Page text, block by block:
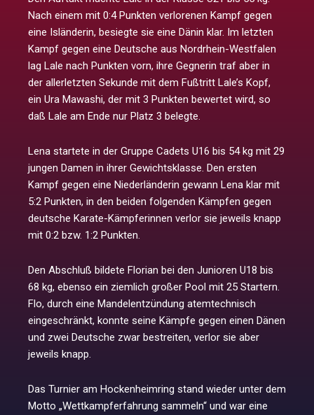
Nach einem mit 0:4 Punkten verlorenen Kampf gegen
eine Isländerin, besiegte sie eine Dänin klar. Im letzten
Kampf gegen eine Deutsche aus Nordrhein-Westfalen
lag Lale nach Punkten vorn, ihre Gegnerin traf aber in
der allerletzten Sekunde mit dem Fußtritt Lale’s Kopf,
ein Ura Mawashi, der mit 3 Punkten bewertet wird, so
daß Lale am Ende nur Platz 3 belegte.
Lena startete in der Gruppe Cadets U16 bis 54 kg mit 29
jungen Damen in ihrer Gewichtsklasse. Den ersten
Kampf gegen eine Niederländerin gewann Lena klar mit
5:2 Punkten, in den beiden folgenden Kämpfen gegen
deutsche Karate-Kämpferinnen verlor sie jeweils knapp
mit 0:2 bzw. 1:2 Punkten.
Den Abschluß bildete Florian bei den Junioren U18 bis
68 kg, ebenso ein ziemlich großer Pool mit 25 Startern.
Flo, durch eine Mandelentzündung atemtechnisch
eingeschränkt, konnte seine Kämpfe gegen einen Dänen
und zwei Deutsche zwar bestreiten, verlor sie aber
jeweils knapp.
Das Turnier am Hockenheimring stand wieder unter dem
Motto „Wettkampferfahrung sammeln“ und war eine